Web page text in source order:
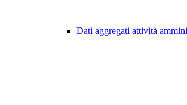
Dati aggregati attività